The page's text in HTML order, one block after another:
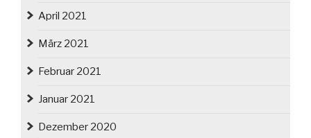
April 2021
März 2021
Februar 2021
Januar 2021
Dezember 2020